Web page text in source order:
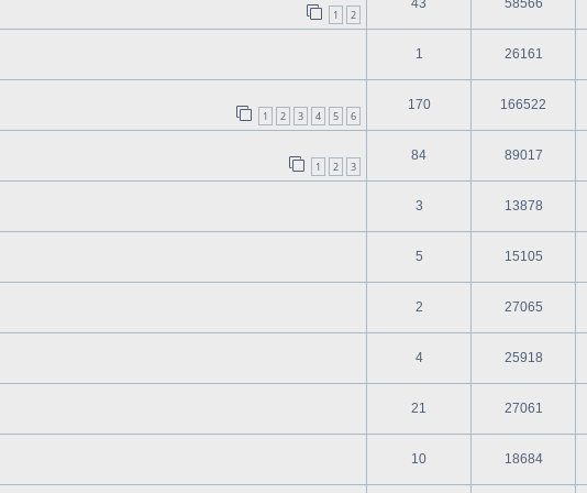
1 2
43 58566
1 26161
1 2 3 4 5 6
170 166522
1 2 3
84 89017
3 13878
5 15105
2 27065
4 25918
21 27061
10 18684